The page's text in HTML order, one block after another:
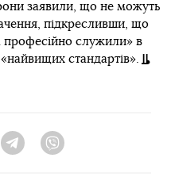
заявили, що не можуть
підкресливши, що
професійно служили» в
стандартів».
Telegram